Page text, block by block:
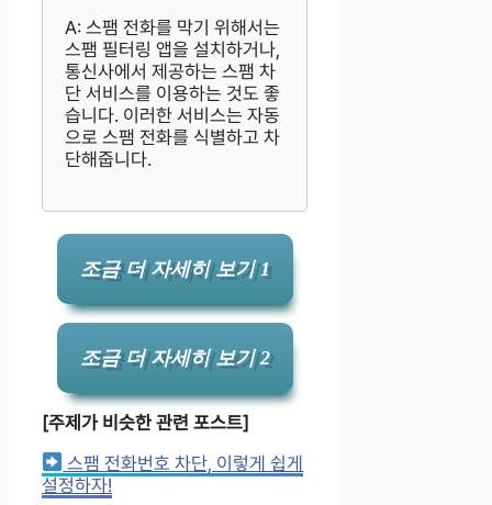
A: 스팸 전화를 막기 위해서는
스팸 필터링 앱을 설치하거나,
통신사에서 제공하는 스팸 차
단 서비스를 이용하는 것도 좋
습니다. 이러한 서비스는 자동
으로 스팸 전화를 식별하고 차
단해줍니다.
조금 더 자세히 보기 1
조금 더 자세히 보기 2
[주제가 비슷한 관련 포스트]
스팸 전화번호 차단, 이렇게 쉽게
설정하자!